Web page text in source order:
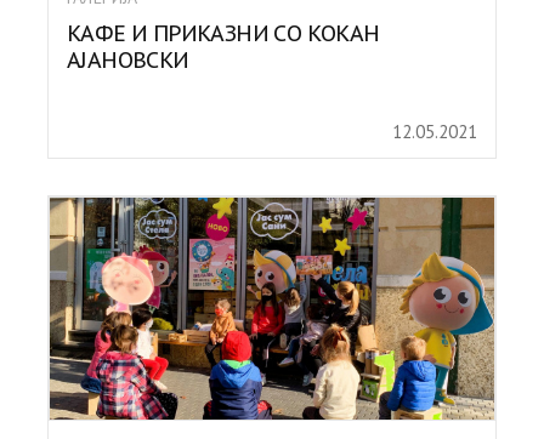
КАФЕ И ПРИКАЗНИ СО КОКАН
АЈАНОВСКИ
12.05.2021